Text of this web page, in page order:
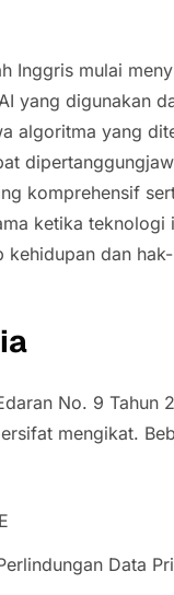
Inggris mulai
yang digunakan
algoritma yang
komprehensif
ketika teknologi
dan
No. 9 Tahun
mengikat.
Data